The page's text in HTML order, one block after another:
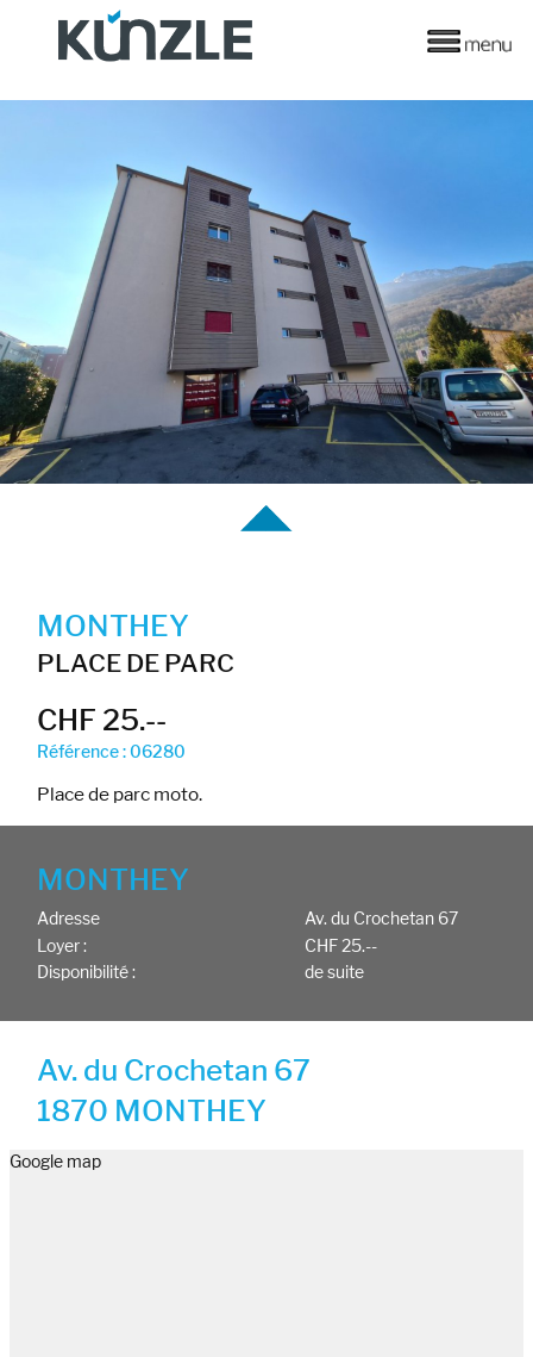
MONTHEY
PLACE DE PARC
CHF 25.--
Référence : 06280
Place de parc moto.
MONTHEY
Adresse
Av. du Crochetan 67
Loyer :
CHF 25.--
Disponibilité :
de suite
Av. du Crochetan 67
1870 MONTHEY
Google map